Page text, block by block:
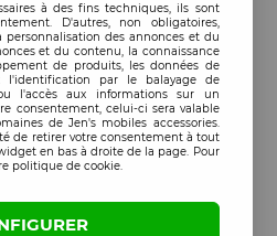
à des fins techniques, ils sont
D'autres, non obligatoires,
des annonces et du
et du contenu, la connaissance
de produits, les données de
l'identification par le balayage de
l'accès aux informations sur un
consentement, celui-ci sera valable
de Jen's mobiles accessories.
de retirer votre consentement à tout
en bas à droite de la page. Pour
politique de cookie.